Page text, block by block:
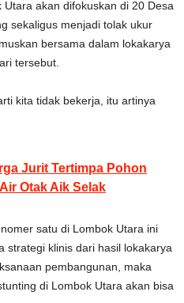
akan difokuskan di 20 Desa
sekaligus menjadi tolak ukur
bersama dalam lokakarya
tersebut.
kita tidak bekerja, itu artinya
Jurit Tertimpa Pohon
Otak Aik Selak
satu di Lombok Utara ini
strategi klinis dari hasil lokakarya
pembangunan, maka
di Lombok Utara akan bisa